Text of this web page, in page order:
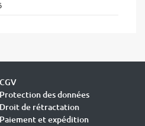
CGV
Protection des données
Droit de rétractation
Paiement et expédition